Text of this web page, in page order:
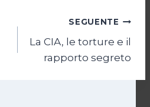
SEGUENTE
La CIA, le torture e il
rapporto segreto